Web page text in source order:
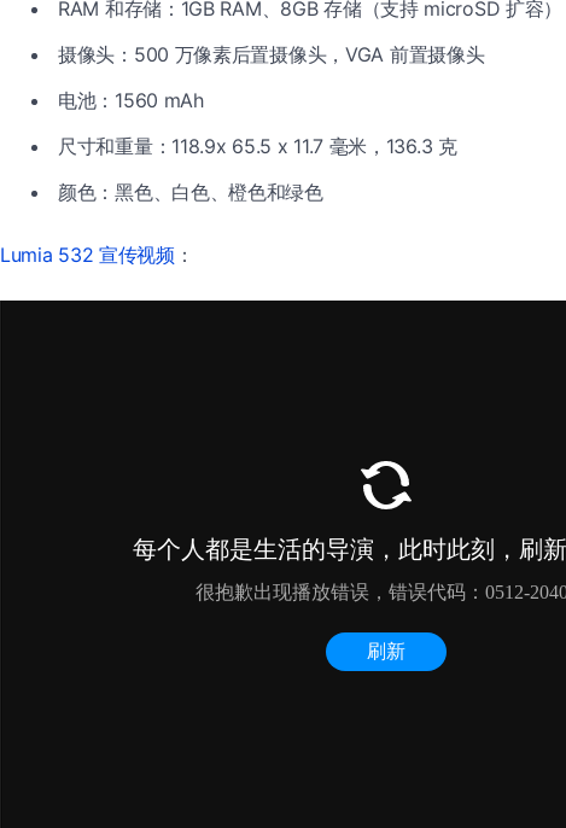
RAM 和存储：1GB RAM、8GB 存储（支持 microSD 扩容）
摄像头：500 万像素后置摄像头，VGA 前置摄像头
电池：1560 mAh
尺寸和重量：118.9x 65.5 x 11.7 毫米，136.3 克
颜色：黑色、白色、橙色和绿色
Lumia 532 宣传视频 ：